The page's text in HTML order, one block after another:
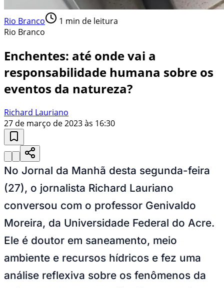
Rio Branco 1 min de leitura
Rio Branco
Enchentes: até onde vai a
responsabilidade humana sobre os
eventos da natureza?
Richard Lauriano
27 de março de 2023 às 16:30
No Jornal da Manhã desta segunda-feira
(27), o jornalista Richard Lauriano
conversou com o professor Genivaldo
Moreira, da Universidade Federal do Acre.
Ele é doutor em saneamento, meio
ambiente e recursos hídricos e fez uma
análise reflexiva sobre os fenômenos da